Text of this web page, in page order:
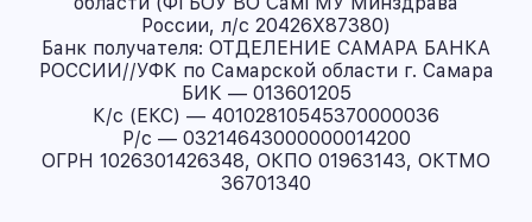
России, л/с 20426X87380)
Банк получателя: ОТДЕЛЕНИЕ САМАРА БАНКА
РОССИИ//УФК по Самарской области г. Самара
БИК — 013601205
К/с (ЕКС) — 40102810545370000036
Р/с — 03214643000000014200
ОГРН 1026301426348, ОКПО 01963143, ОКТМО
36701340